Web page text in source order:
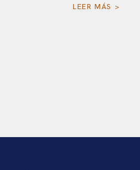
LEER MÁS >